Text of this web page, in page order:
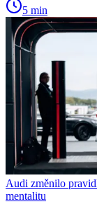
5 min
Audi změnilo
mentalitu